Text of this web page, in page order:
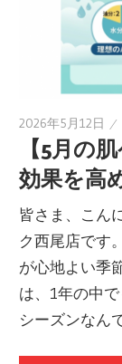
2026年5月12日
【5月の
効果を高
皆さま、こん
ク西尾店です
が心地よい季
は、1年の中
シーズンなん